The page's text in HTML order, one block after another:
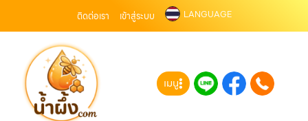
ติดต่อเรา เข้าสู่ระบบ LANGUAGE
เมนู